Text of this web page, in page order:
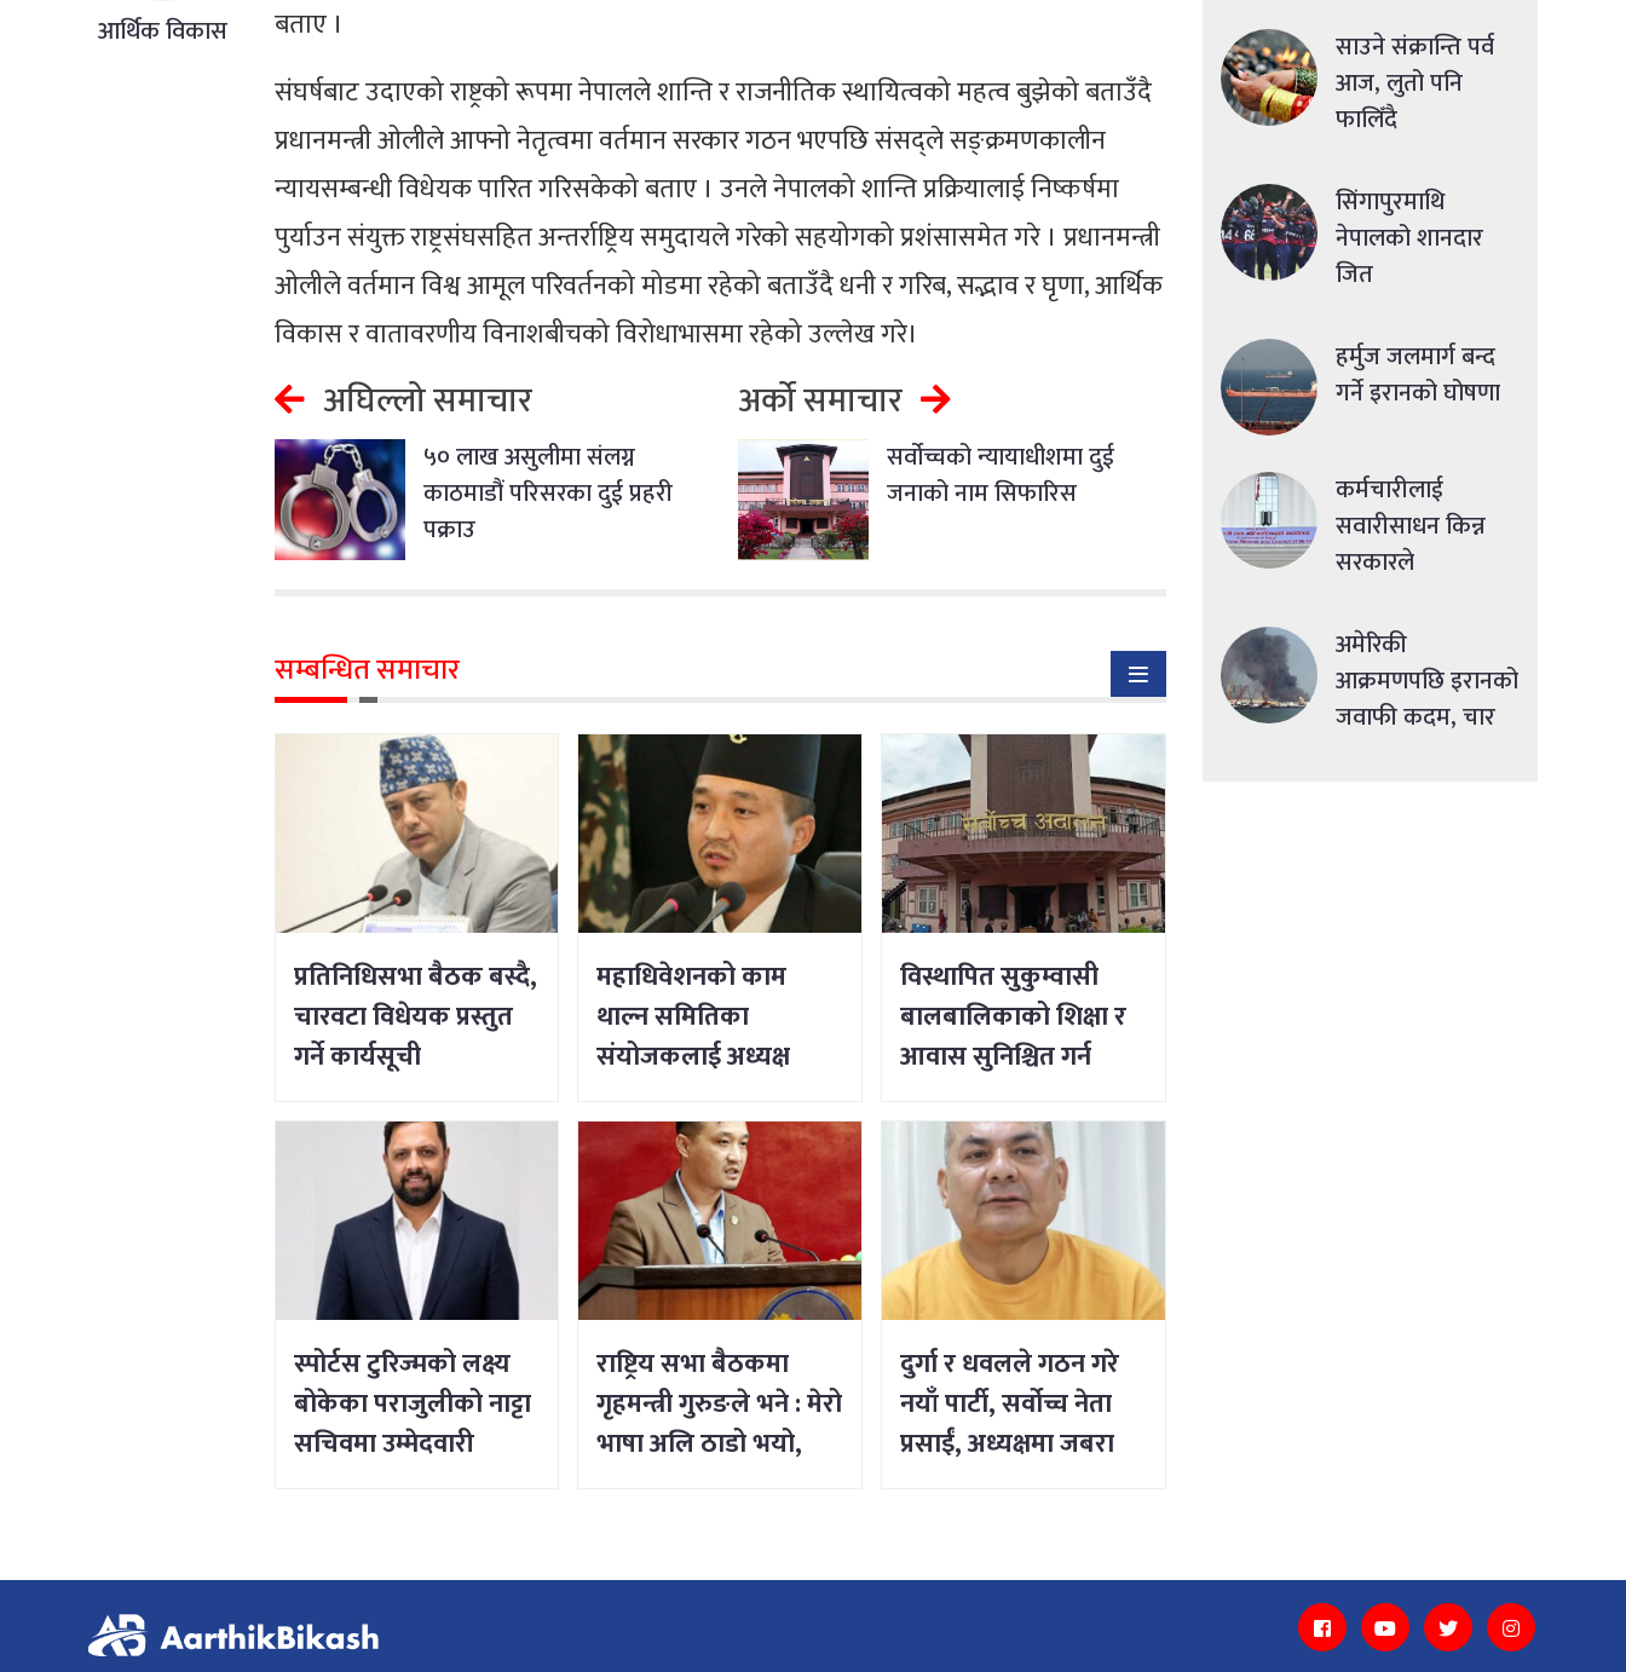
आर्थिक विकास
बताए ।
संघर्षबाट उदाएको राष्ट्रको रूपमा नेपालले शान्ति र राजनीतिक स्थायित्वको महत्व बुझेको बताउँदै
प्रधानमन्त्री ओलीले आफ्नो नेतृत्वमा वर्तमान सरकार गठन भएपछि संसद्ले सङ्क्रमणकालीन
न्यायसम्बन्धी विधेयक पारित गरिसकेको बताए । उनले नेपालको शान्ति प्रक्रियालाई निष्कर्षमा
पुर्याउन संयुक्त राष्ट्रसंघसहित अन्तर्राष्ट्रिय समुदायले गरेको सहयोगको प्रशंसासमेत गरे । प्रधानमन्त्री
ओलीले वर्तमान विश्व आमूल परिवर्तनको मोडमा रहेको बताउँदै धनी र गरिब, सद्भाव र घृणा, आर्थिक
विकास र वातावरणीय विनाशबीचको विरोधाभासमा रहेको उल्लेख गरे।
अघिल्लो समाचार
५० लाख असुलीमा संलग्न
काठमाडौं परिसरका दुई प्रहरी
पक्राउ
अर्को समाचार
सर्वोच्चको न्यायाधीशमा दुई
जनाको नाम सिफारिस
सम्बन्धित समाचार
प्रतिनिधिसभा बैठक बस्दै,
चारवटा विधेयक प्रस्तुत
गर्ने कार्यसूची
महाधिवेशनको काम
थाल्न समितिका
संयोजकलाई अध्यक्ष
विस्थापित सुकुम्वासी
बालबालिकाको शिक्षा र
आवास सुनिश्चित गर्न
स्पोर्टस टुरिज्मको लक्ष्य
बोकेका पराजुलीको नाट्टा
सचिवमा उम्मेदवारी
राष्ट्रिय सभा बैठकमा
गृहमन्त्री गुरुङले भने : मेरो
भाषा अलि ठाडो भयो,
दुर्गा र धवलले गठन गरे
नयाँ पार्टी, सर्वोच्च नेता
प्रसाईं, अध्यक्षमा जबरा
साउने संक्रान्ति पर्व
आज, लुतो पनि
फालिँदै
सिंगापुरमाथि
नेपालको शानदार
जित
हर्मुज जलमार्ग बन्द
गर्ने इरानको घोषणा
कर्मचारीलाई
सवारीसाधन किन्न
सरकारले
दिने
अमेरिकी
आक्रमणपछि इरानको
जवाफी कदम, चार